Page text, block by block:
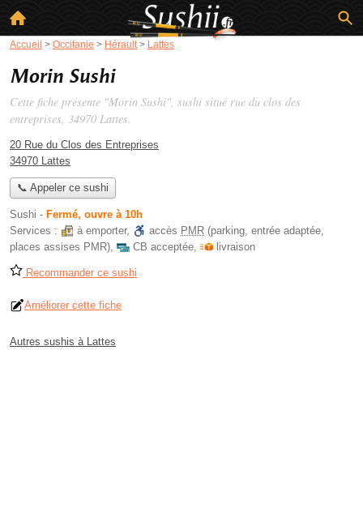
Accueil > Occitanie > Hérault > Lattes
Morin Sushi
Cette fiche présente "Morin Sushi", sushi situé rue du clos des
entreprises, 34970 Lattes.
20 Rue du Clos des Entreprises
34970 Lattes
📞 Appeler ce sushi
Sushi - Fermé, ouvre à 10h
Services :
à emporter, accès PMR (parking, entrée adaptée,
places assises PMR), CB acceptée, livraison
Recommander ce sushi
Améliorer cette fiche
Autres sushis à Lattes